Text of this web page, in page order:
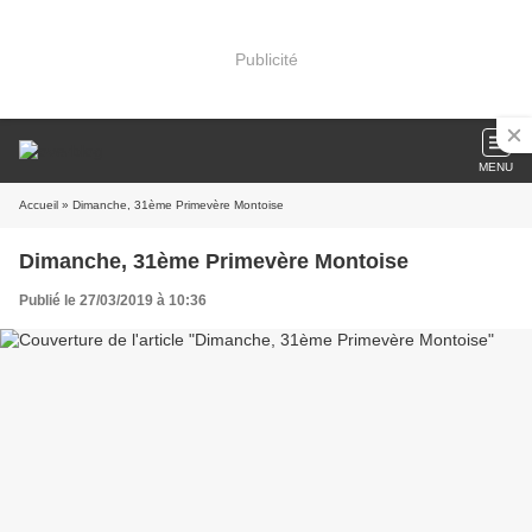
Publicité
MENU
Accueil » Dimanche, 31ème Primevère Montoise
Dimanche, 31ème Primevère Montoise
Publié le 27/03/2019 à 10:36